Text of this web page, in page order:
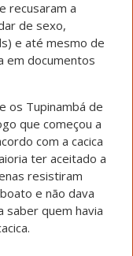
recusaram a
de sexo,
e até mesmo de
em documentos
os Tupinambá de
que começou a
com a cacica
ter aceitado a
resistiram
e não dava
quem havia